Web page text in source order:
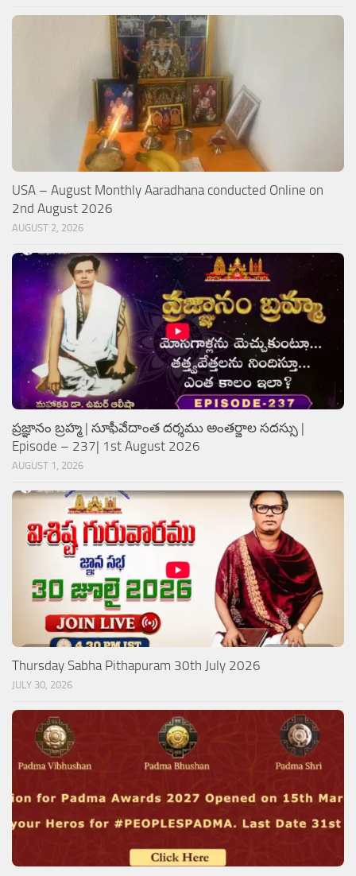
USA – August Monthly Aaradhana conducted Online on
2nd August 2026
AUGUST 2, 2026
ప్రజ్ఞానం బ్రహ్మ | సూఫీవేదాంత దర్శము అంతర్జాల సదస్సు |
Episode – 237| 1st August 2026
AUGUST 1, 2026
Thursday Sabha Pithapuram 30th July 2026
JULY 30, 2026